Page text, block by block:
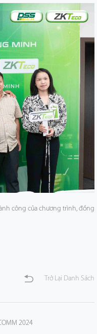
công của chương trình, đồng
Trở Lại Danh Sách
2024